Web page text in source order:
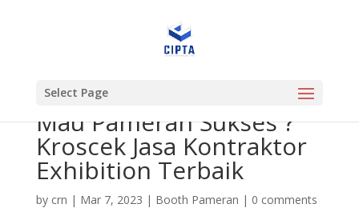
Select Page
Mau Pameran Sukses ?
Kroscek Jasa Kontraktor
Exhibition Terbaik
by crn | Mar 7, 2023 | Booth Pameran | 0 comments